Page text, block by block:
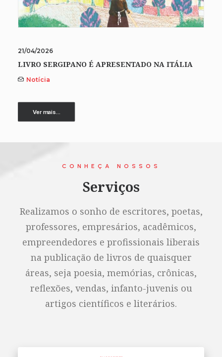
21/04/2026
LIVRO SERGIPANO É APRESENTADO NA ITÁLIA
Notícia
Ver mais...
CONHEÇA NOSSOS
Serviços
Realizamos o sonho de escritores, poetas,
professores, empresários, acadêmicos,
empreendedores e profissionais liberais
na publicação de livros de quaisquer
áreas, seja poesia, memórias, crônicas,
reflexões, vendas, infanto-juvenis ou
artigos científicos e literários.